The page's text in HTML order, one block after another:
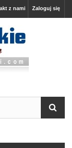
Zaloguj się
z nami